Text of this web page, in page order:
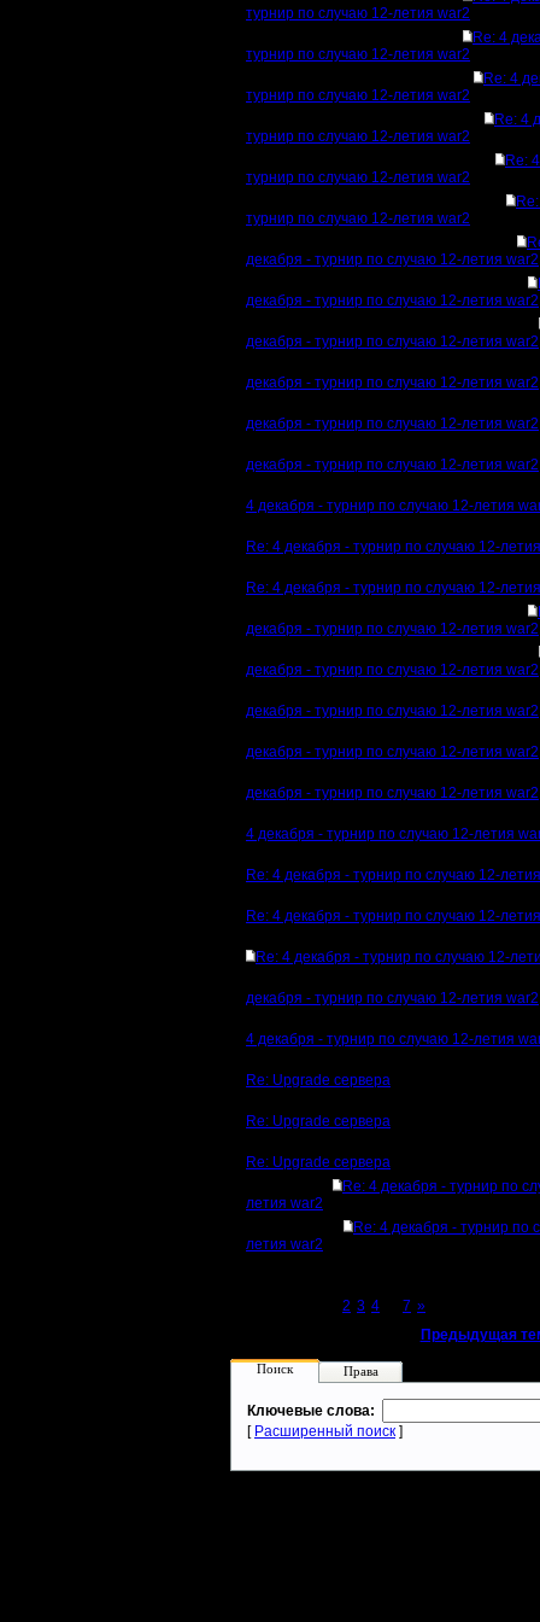
турнир по случаю 12-летия war2
Re: 4
турнир по случаю 12-летия war2
Re: 4
турнир по случаю 12-летия war2
Re: 4
турнир по случаю 12-летия war2
Re:
турнир по случаю 12-летия war2
турнир по случаю 12-летия war2
декабря - турнир по случаю 12-летия war2
декабря - турнир по случаю 12-летия war2
декабря - турнир по случаю 12-летия war2
декабря - турнир по случаю 12-летия war2
декабря - турнир по случаю 12-летия war2
декабря - турнир по случаю 12-летия war2
4 декабря - турнир по случаю 12-летия
Re: 4 декабря - турнир по случаю 12-
Re: 4 декабря - турнир по случаю 12-
декабря - турнир по случаю 12-летия war2
декабря - турнир по случаю 12-летия war2
декабря - турнир по случаю 12-летия war2
декабря - турнир по случаю 12-летия war2
декабря - турнир по случаю 12-летия war2
4 декабря - турнир по случаю 12-летия
Re: 4 декабря - турнир по случаю 12-
Re: 4 декабря - турнир по случаю 12-
Re: 4 декабря - турнир по случаю 12-
декабря - турнир по случаю 12-летия war2
4 декабря - турнир по случаю 12-летия
Re: Upgrade сервера
Re: Upgrade сервера
Re: Upgrade сервера
Re: 4 декабря - турнир по
летия war2
Re: 4 декабря - турнир по
летия war2
2 3 4 7 »
Предыдущая
Поиск Права
Ключевые слова:
[ Расширенный поиск ]